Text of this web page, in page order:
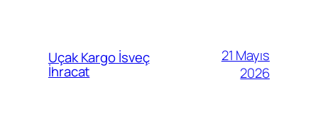
Uçak Kargo İsveç
İhracat
21 Mayıs
2026